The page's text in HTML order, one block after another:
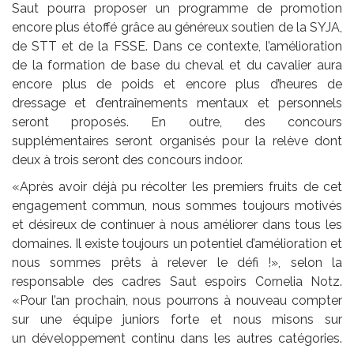
Saut pourra proposer un programme de promotion
encore plus étoffé grâce au généreux soutien de la SYJA,
de STT et de la FSSE. Dans ce contexte, l’amélioration
de la formation de base du cheval et du cavalier aura
encore plus de poids et encore plus d’heures de
dressage et d’entraînements mentaux et personnels
seront proposés. En outre, des concours
supplémentaires seront organisés pour la relève dont
deux à trois seront des concours indoor.
«Après avoir déjà pu récolter les premiers fruits de cet
engagement commun, nous sommes toujours motivés
et désireux de continuer à nous améliorer dans tous les
domaines. Il existe toujours un potentiel d’amélioration et
nous sommes prêts à relever le défi !», selon la
responsable des cadres Saut espoirs Cornelia Notz.
«Pour l’an prochain, nous pourrons à nouveau compter
sur une équipe juniors forte et nous misons sur
un développement continu dans les autres catégories.